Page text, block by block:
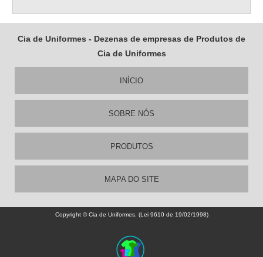
Cia de Uniformes - Dezenas de empresas de Produtos de
Cia de Uniformes
INÍCIO
SOBRE NÓS
PRODUTOS
MAPA DO SITE
Copyright © Cia de Uniformes. (Lei 9610 de 19/02/1998)